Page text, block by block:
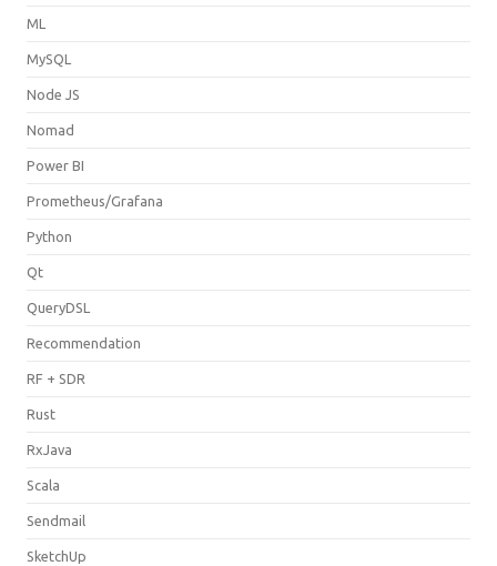
ML
MySQL
Node JS
Nomad
Power BI
Prometheus/Grafana
Python
Qt
QueryDSL
Recommendation
RF + SDR
Rust
RxJava
Scala
Sendmail
SketchUp